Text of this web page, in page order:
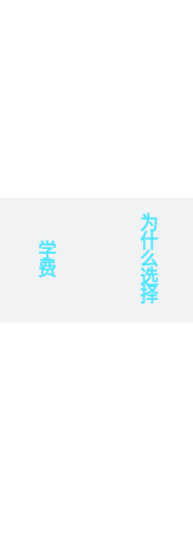
学
费
为
什
么
选
择